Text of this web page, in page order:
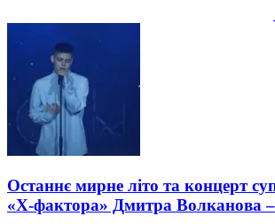
Останнє мирне літо та концерт
«Х-фактора» Дмитра Волканова –